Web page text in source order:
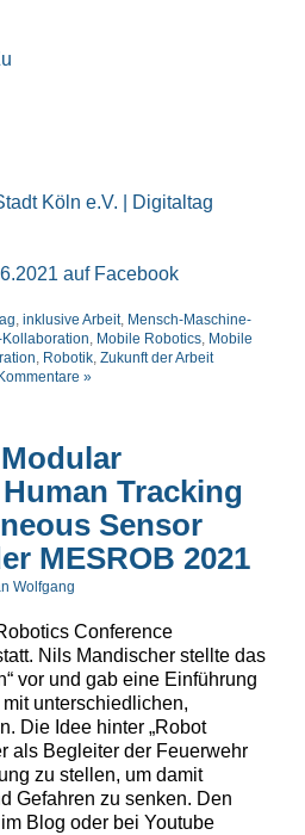
Köln e.V. | Digitaltag
auf Facebook
, inklusive Arbeit, Mensch-Maschine-
, Mobile Robotics, Mobile
, Robotik,Zukunft der Arbeit
»
Tracking
Sensor
MESROB 2021
Wolfgang
Conference
Nils Mandischer stellte das
vor und gab eine Einführung
unterschiedlichen,
Die Idee hinter „Robot
als Begleiter der Feuerwehr
zu stellen, um damit
Gefahren zu senken. Den
Blog oder bei Youtube